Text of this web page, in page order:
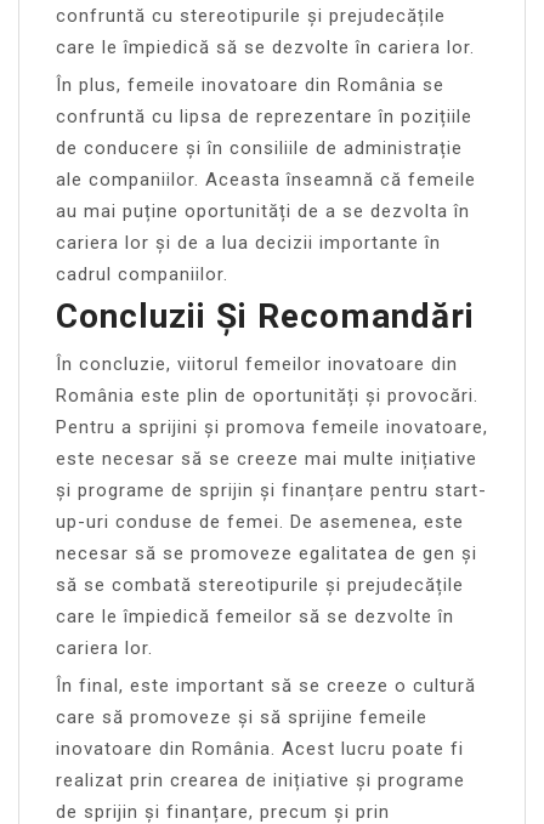
confruntă cu stereotipurile și prejudecățile
care le împiedică să se dezvolte în cariera lor.
În plus, femeile inovatoare din România se
confruntă cu lipsa de reprezentare în pozițiile
de conducere și în consiliile de administrație
ale companiilor. Aceasta înseamnă că femeile
au mai puține oportunități de a se dezvolta în
cariera lor și de a lua decizii importante în
cadrul companiilor.
Concluzii Și Recomandări
În concluzie, viitorul femeilor inovatoare din
România este plin de oportunități și provocări.
Pentru a sprijini și promova femeile inovatoare,
este necesar să se creeze mai multe inițiative
și programe de sprijin și finanțare pentru start-
up-uri conduse de femei. De asemenea, este
necesar să se promoveze egalitatea de gen și
să se combată stereotipurile și prejudecățile
care le împiedică femeilor să se dezvolte în
cariera lor.
În final, este important să se creeze o cultură
care să promoveze și să sprijine femeile
inovatoare din România. Acest lucru poate fi
realizat prin crearea de inițiative și programe
de sprijin și finanțare, precum și prin